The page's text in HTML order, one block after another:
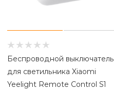
Беспроводной выключатель
для светильника Xiaomi
Yeelight Remote Сontrol S1